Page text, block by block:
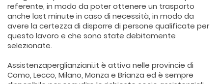
referente, in modo da poter ottenere un trasporto
anche last minute in caso di necessità, in modo da
avere la certezza di disporre di persone qualificate per
questo lavoro e che sono state debitamente
selezionate.
Assistenzaperglianziani.it è attiva nelle provincie di
Como, Lecco, Milano, Monza e Brianza ed è sempre